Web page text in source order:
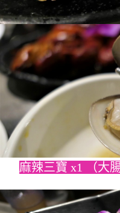
麻辣三寶 x1 （大